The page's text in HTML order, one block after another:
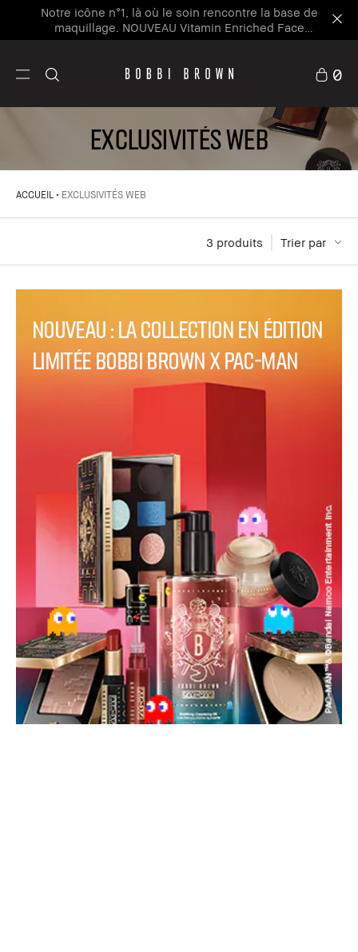
Notre icône n°1, là où le soin rencontre la base de
maquillage. NOUVEAU Vitamin Enriched Face
Base+
0
EXCLUSIVITÉS WEB
ACCUEIL EXCLUSIVITÉS WEB
Trier par
3 produits
NOUVEAU : la collection en édition
limitée Bobbi Brown x PAC-MAN